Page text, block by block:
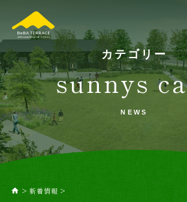
カテゴリー
sunnys
NEWS
home >新着情報 >